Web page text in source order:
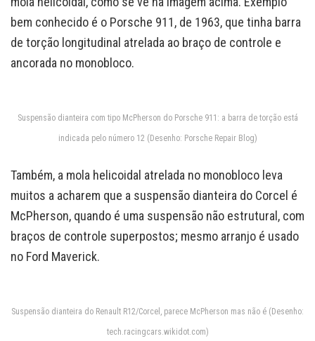
bem conhecido é o Porsche 911, de 1963, que tinha barra
de torção longitudinal atrelada ao braço de controle e
ancorada no monobloco.
Suspensão dianteira com tipo McPherson do Porsche 911: a barra de torção está
indicada pelo número 12 (Desenho: Porsche Repair Blog)
Também, a mola helicoidal atrelada no monobloco leva
muitos a acharem que a suspensão dianteira do Corcel é
McPherson, quando é uma suspensão não estrutural, com
braços de controle superpostos; mesmo arranjo é usado
no Ford Maverick.
Suspensão dianteira do Renault R12/Corcel, parece McPherson mas não é (Desenho:
tech.racingcars.wikidot.com)